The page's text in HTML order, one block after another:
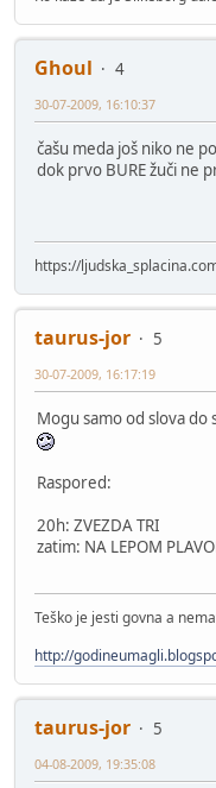
Ghoul
4
30-07-2009, 16:10:37
čašu meda još niko ne
dok prvo BURE žuči ne
https://
taurus-jor
5
30-07-2009, 16:17:19
Mogu samo od slova do
Raspored:
20h: ZVEZDA TRI
zatim: NA LEPOM
Teško je jesti govna a
http://
taurus-jor
5
04-08-2009, 19:35:08